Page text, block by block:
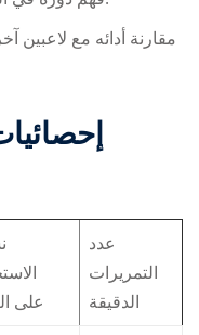
مقارنة أدائه مع
على
عدد
التمريرات
الدقيقة